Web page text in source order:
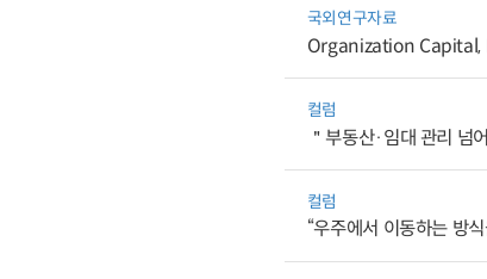
국외연구자료
Organization
컬럼
＂부동산·임대 관리 넘
컬럼
“우주에서 이동하는 방